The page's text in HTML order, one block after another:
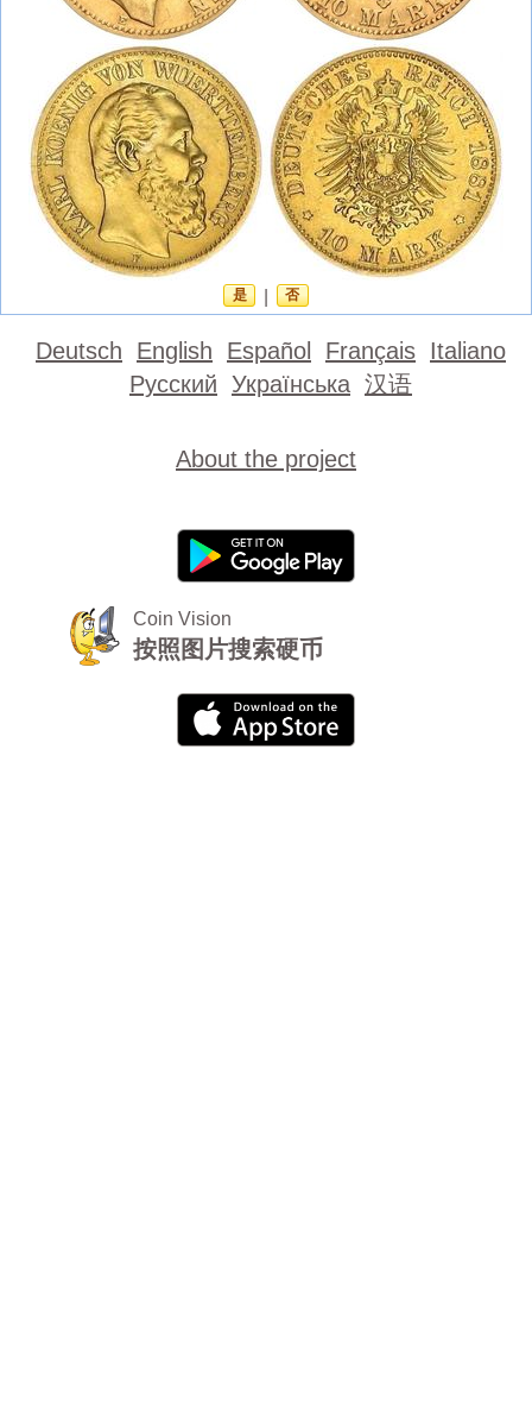
是 否
Deutsch English Español Français Italiano
Русский Українська 汉语
About the project
Coin Vision
按照图片搜索硬币